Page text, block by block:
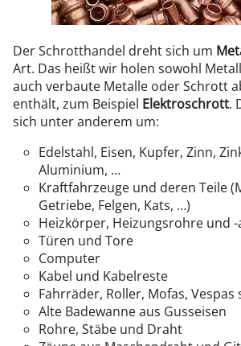
Der Schrotthandel dreht sich um
Art. Das heißt wir holen sowohl
auch verbaute Metalle oder Schrott
enthält, zum Beispiel Elektroschrott.
sich unter anderem um:
Edelstahl, Eisen, Kupfer, Zinn,
Aluminium, …
Kraftfahrzeuge und deren Teile
Getriebe, Felgen, Kats, …)
Heizkörper, Heizungsrohre und -
Türen und Tore
Computer
Kabel und Kabelreste
Fahrräder, Roller, Mofas, Vespas
Alte Badewanne aus Gusseisen
Rohre, Stäbe und Draht